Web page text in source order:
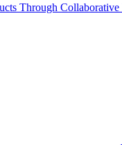
Through